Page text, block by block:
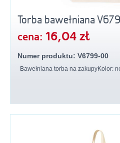
Torba bawełniana
cena: 16,04 zł
Numer produktu: V6799-00
Bawełniana torba na zakupyKolor: